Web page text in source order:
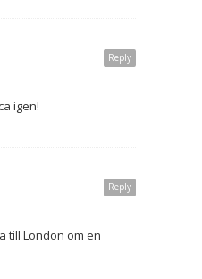
Reply
igen!
Reply
till London om en